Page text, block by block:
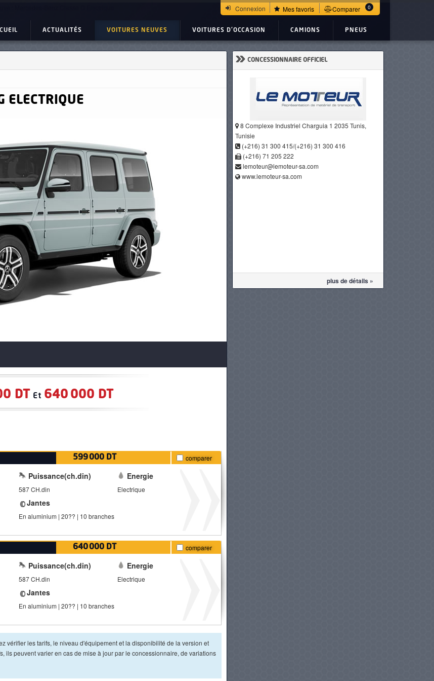
Connexion Mes favoris Comparer 0
ACTUALITÉS VOITURES NEUVES VOITURES D'OCCASION CAMIONS PNEUS
ELECTRIQUE
DT Et 640 000 DT
comparer
599 000 DT
Puissance(ch.din)
587 CH.din
Energie
Electrique
Jantes
En aluminium | 20?? | 10 branches
comparer
640 000 DT
Puissance(ch.din)
587 CH.din
Energie
Electrique
Jantes
En aluminium | 20?? | 10 branches
vérifier les tarifs, le niveau d'équipement et la disponibilité de la version et
ils peuvent varier en cas de mise à jour par le concessionnaire, de variations
» CONCESSIONNAIRE OFFICIEL
8 Complexe Industriel Charguia 1 2035 Tunis,
Tunisie
(+216) 31 300 415/(+216) 31 300 416
(+216) 71 205 222
lemoteur@lemoteur-sa.com
www.lemoteur-sa.com
plus de détails »